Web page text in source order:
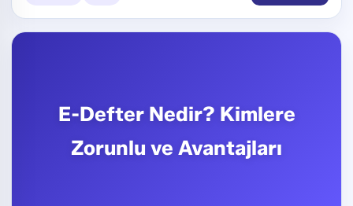
E-Defter Nedir? Kimlere
Zorunlu ve Avantajları